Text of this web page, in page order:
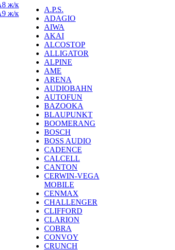
ж/к
ж/к
A.P.S.
ADAGIO
AIWA
AKAI
ALCOSTOP
ALLIGATOR
ALPINE
AME
ARENA
AUDIOBAHN
AUTOFUN
BAZOOKA
BLAUPUNKT
BOOMERANG
BOSCH
BOSS AUDIO
CADENCE
CALCELL
CANTON
CERWIN-VEGA
MOBILE
CENMAX
CHALLENGER
CLIFFORD
CLARION
COBRA
CONVOY
CRUNCH